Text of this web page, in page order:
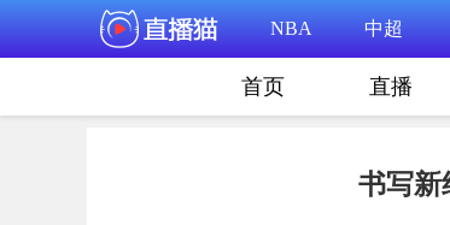
NBA 中超
首页 直播
书写新